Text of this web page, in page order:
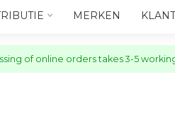
MERKEN
of online orders takes 3-5